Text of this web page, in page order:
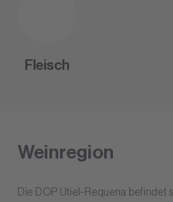
Fleisch
Weinregion
Die DOP Utiel-Requena befindet